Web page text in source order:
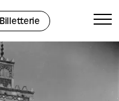
Billetterie